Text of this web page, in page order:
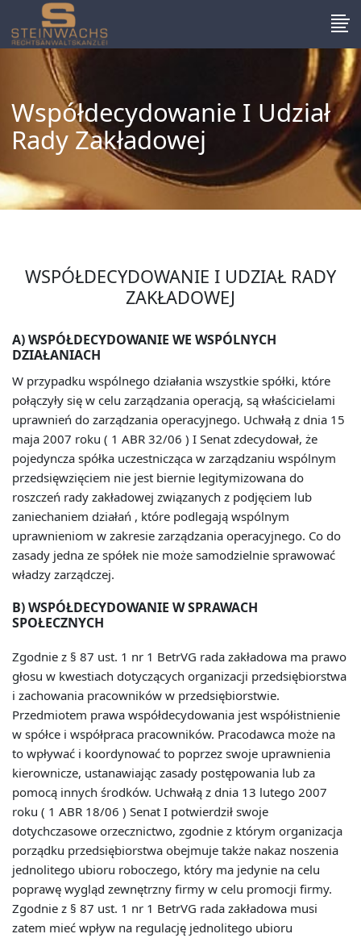
Współdecydowanie I Udział
Rady Zakładowej
WSPÓŁDECYDOWANIE I UDZIAŁ RADY
ZAKŁADOWEJ
A) WSPÓŁDECYDOWANIE WE WSPÓLNYCH
DZIAŁANIACH
W przypadku wspólnego działania wszystkie spółki, które
połączyły się w celu zarządzania operacją, są właścicielami
uprawnień do zarządzania operacyjnego. Uchwałą z dnia 15
maja 2007 roku ( 1 ABR 32/06 ) I Senat zdecydował, że
pojedyncza spółka uczestnicząca w zarządzaniu wspólnym
przedsięwzięciem nie jest biernie legitymizowana do
roszczeń rady zakładowej związanych z podjęciem lub
zaniechaniem działań , które podlegają wspólnym
uprawnieniom w zakresie zarządzania operacyjnego. Co do
zasady jedna ze spółek nie może samodzielnie sprawować
władzy zarządczej.
B) WSPÓŁDECYDOWANIE W SPRAWACH
SPOŁECZNYCH
Zgodnie z § 87 ust. 1 nr 1 BetrVG rada zakładowa ma prawo
głosu w kwestiach dotyczących organizacji przedsiębiorstwa
i zachowania pracowników w przedsiębiorstwie.
Przedmiotem prawa współdecydowania jest współistnienie
w spółce i współpraca pracowników. Pracodawca może na
to wpływać i koordynować to poprzez swoje uprawnienia
kierownicze, ustanawiając zasady postępowania lub za
pomocą innych środków. Uchwałą z dnia 13 lutego 2007
roku ( 1 ABR 18/06 ) Senat I potwierdził swoje
dotychczasowe orzecznictwo, zgodnie z którym organizacja
porządku przedsiębiorstwa obejmuje także nakaz noszenia
jednolitego ubioru roboczego, który ma jedynie na celu
poprawę wygląd zewnętrzny firmy w celu promocji firmy.
Zgodnie z § 87 ust. 1 nr 1 BetrVG rada zakładowa musi
zatem mieć wpływ na regulację jednolitego ubioru